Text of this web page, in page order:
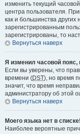
изменить текущий
центра пользователя.
как и большинства
зарегистрированным
зарегистрированы, то
Вернуться наверх
Я изменил часовой пояс,
Если вы уверены, что
времени (DST), но время
значит, что время
администратору об этой
Вернуться наверх
Моего языка нет в списке!
Наиболее вероятные